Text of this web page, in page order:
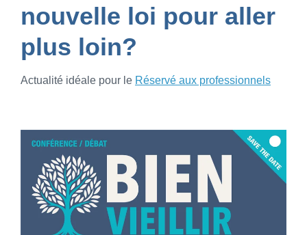
nouvelle loi pour aller
plus loin?
Actualité idéale pour le Réservé aux professionnels